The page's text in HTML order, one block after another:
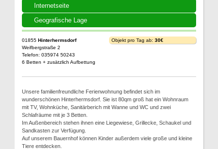
Internetseite
Geografische Lage
01855 Hinterhermsdorf
Weifbergstraße 2
Telefon: 035974 50243
6 Betten + zusätzlich Aufbettung
Objekt pro Tag ab: 30€
Unsere familienfreundliche Ferienwohnung befindet sich im
wunderschönen Hinterhermsdorf. Sie ist 80qm groß hat ein Wohnraum
mit TV, Wohnküche, Sanitärberich mit Wanne und WC und zwei
Schlafräume mit je 3 Betten.
Im Außenbereich stehen ihnen eine Liegewiese, Grillecke, Schaukel und
Sandkasten zur Verfügung.
Auf unserem Bauernhof können Kinder außerdem viele große und kleine
Tiere entdecken.